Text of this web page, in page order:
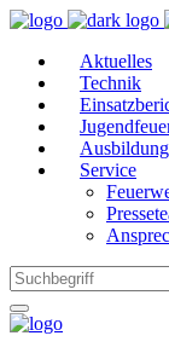
Aktuelles
Technik
Ausbildung
Service